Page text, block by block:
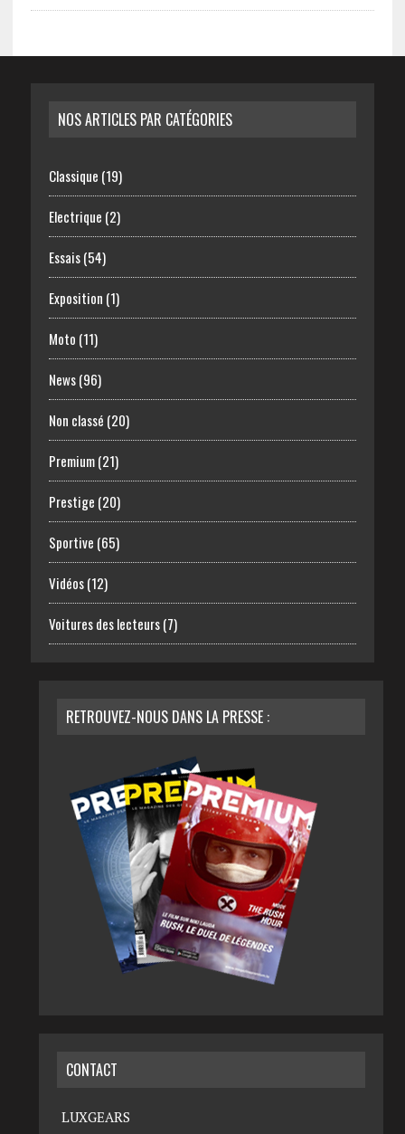
NOS ARTICLES PAR CATÉGORIES
Classique (19)
Electrique (2)
Essais(54)
Exposition (1)
Moto (11)
News(96)
Non classé (20)
Premium(21)
Prestige (20)
Sportive (65)
Vidéos(12)
Voitures des lecteurs(7)
RETROUVEZ-NOUS DANS LA PRESSE :
CONTACT
LUXGEARS